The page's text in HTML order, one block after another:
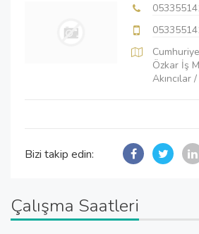
Özkar İş
Akıncılar
Bizi takip edin:
Çalışma Saatleri